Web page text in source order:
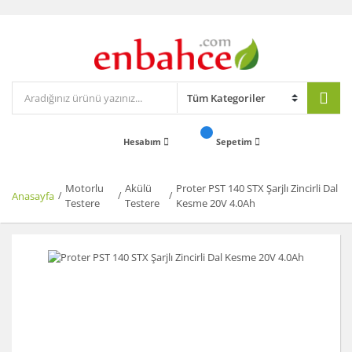
Hesabım Sepetim
Anasayfa
Motorlu
Testere
Akülü
Testere
Proter PST 140 STX Şarjlı Zincirli Dal
Kesme 20V 4.0Ah